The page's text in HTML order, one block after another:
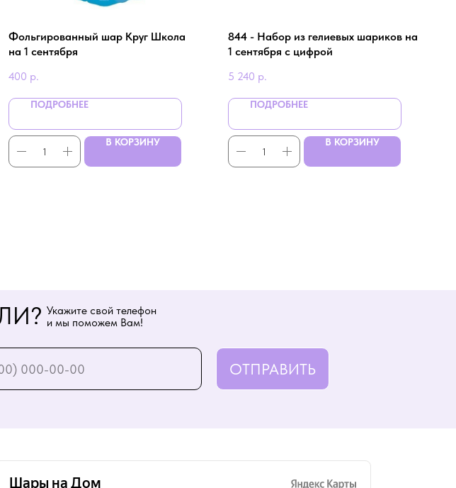
Фольгированный шар Круг Школа
на 1 сентября
400 р.
ПОДРОБНЕЕ
В КОРЗИНУ
844 - Набор из гелиевых шариков на
1 сентября с цифрой
5 240 р.
ПОДРОБНЕЕ
В КОРЗИНУ
ОТПРАВИТЬ
Укажите свой телефон
и мы поможем Вам!